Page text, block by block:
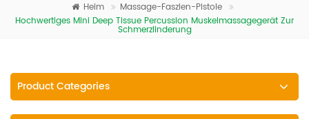
Heim
Massage-Faszien-Pistole
Hochwertiges Mini Deep Tissue Percussion Muskelmassagegerät Zur
Schmerzlinderung
Product Categories